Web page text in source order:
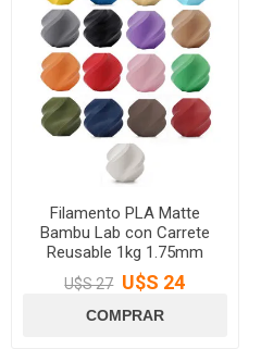
Filamento PLA Matte
Bambu Lab con Carrete
Reusable 1kg 1.75mm
U$S 27 U$S 24